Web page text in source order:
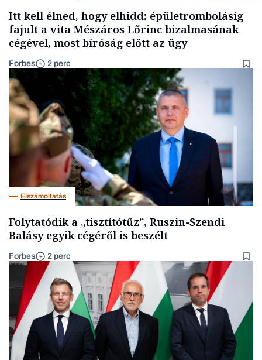
Itt kell élned, hogy elhidd: épületrombolásig
fajult a vita Mészáros Lőrinc bizalmasának
cégével, most bíróság előtt az ügy
Forbes 2 perc
Elszámoltatás
Folytatódik a „tisztítótűz”, Ruszin-Szendi
Balásy egyik cégéről is beszélt
Forbes 2 perc